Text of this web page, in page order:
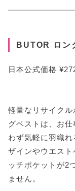
BUTOR ロン
日本公式価格
軽量なリサイク
グベストは、お
わず気軽に羽織
ザインやウエス
ッチポケットが2
ません。